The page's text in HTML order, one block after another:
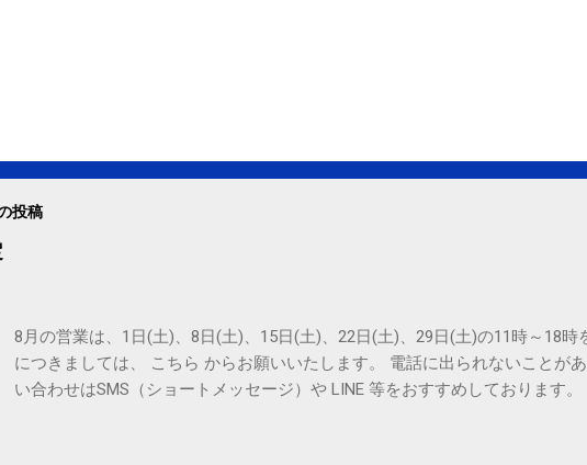
投稿
8月の営業は、1日(土)、8日(土)、15日(土)、22日(土)、29日(土)の11時～18時
につきましては、 こちら からお願いいたします。 電話に出られないことが
い合わせはSMS（ショートメッセージ）や LINE 等をおすすめしております。